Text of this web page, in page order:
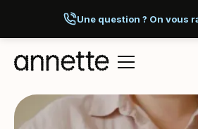
Une question ? On vous